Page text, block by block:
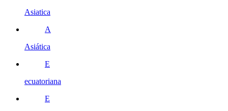
Asiatica
A
Asiática
E
ecuatoriana
E